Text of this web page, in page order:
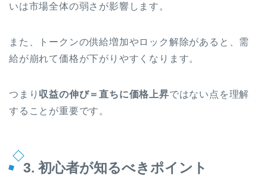
いは市場全体の弱さが影響します。
また、トークンの供給増加やロック解除があると、需
給が崩れて価格が下がりやすくなります。
つまり 収益の伸び＝直ちに価格上昇ではない点を理解
することが重要です。
3. 初心者が知るべきポイント